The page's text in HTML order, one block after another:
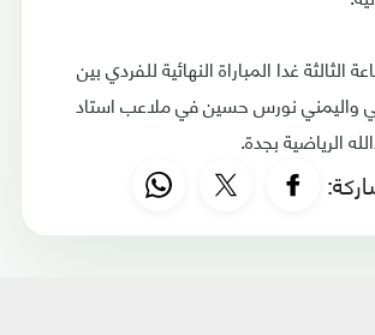
الثالثة غدا المباراة النهائية للفردي بين
واليمني نورس حسين في ملاعب استاد
الرياضية بجدة.